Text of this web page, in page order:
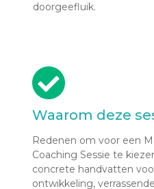
doorgeefluik.
Waarom deze
Redenen om voor een
Coaching Sessie te
concrete handvatten
ontwikkeling,